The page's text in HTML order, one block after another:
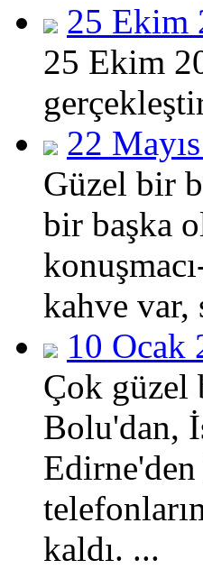
25 Ekim
25 Ekim
22
Güzel bir
bir başka
kahve var,
10 Ocak
Çok güzel
Bolu'dan,
Edirne'den
kaldı. ...